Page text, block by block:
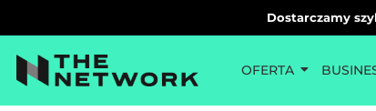
Dostarczamy
OFERTA